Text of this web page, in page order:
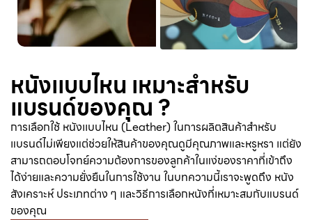
หนังเเบบไหน เหมาะสําหรับ
แบรนด์ของคุณ ?
การเลือกใช้ หนังเเบบไหน (Leather) ในการผลิตสินค้าสำหรับ
แบรนด์ไม่เพียงแต่ช่วยให้สินค้าของคุณดูมีคุณภาพและหรูหรา แต่ยัง
สามารถตอบโจทย์ความต้องการของลูกค้าในแง่ของราคาที่เข้าถึง
ได้ง่ายและความยั่งยืนในการใช้งาน ในบทความนี้เราจะพูดถึง หนัง
สังเคราะห์ ประเภทต่าง ๆ และวิธีการเลือกหนังที่เหมาะสมกับแบรนด์
ของคุณ